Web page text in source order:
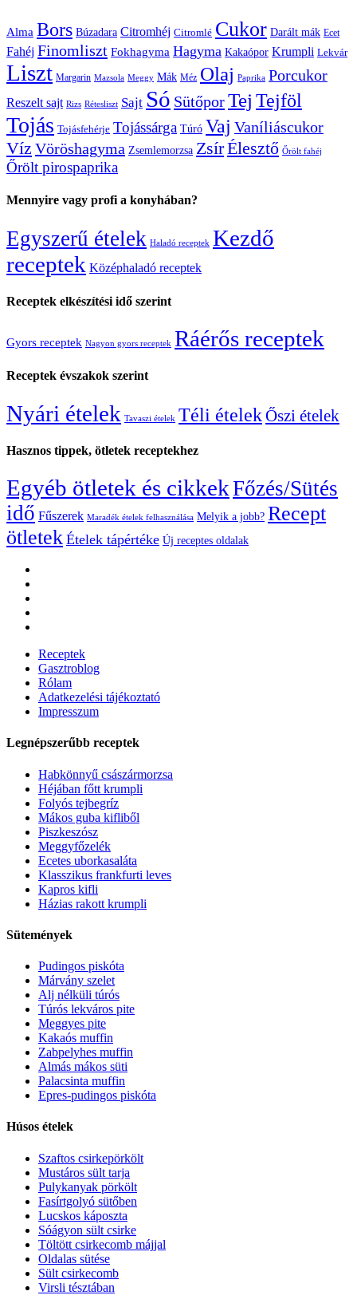
Alma Bors Búzadara Citromhéj Citromlé Cukor Darált mák Ecet
Fahéj Finomliszt Fokhagyma Hagyma Kakaópor Krumpli Lekvár
Liszt Margarin Mazsola Meggy Mák Méz Olaj Paprika Porcukor
Reszelt sajt Rizs Rétesliszt Sajt Só SütőporTej Tejföl
Tojás Tojásfehérje Tojássárga Túró Vaj Vaníliáscukor
Víz Vöröshagyma Zsemlemorzsa ZsírÉlesztő Őrölt fahéj
Őrölt pirospaprika
Mennyire vagy profi a konyhában?
Egyszerű ételek Haladó receptek Kezdő
receptek Középhaladó receptek
Receptek elkészítési idő szerint
Gyors receptek Nagyon gyors receptek Ráérős receptek
Receptek évszakok szerint
Nyári ételek Tavaszi ételek Téli ételekŐszi ételek
Hasznos tippek, ötletek receptekhez
Egyéb ötletek és cikkekFőzés/Sütés
idő Fűszerek Maradék ételek felhasználása Melyik a jobb? Recept
ötletek Ételek tápértéke Új receptes oldalak
Receptek
Gasztroblog
Rólam
Adatkezelési tájékoztató
Impresszum
Legnépszerűbb receptek
Habkönnyű császármorzsa
Héjában főtt krumpli
Folyós tejbegríz
Mákos guba kifliből
Piszkeszósz
Meggyfőzelék
Ecetes uborkasaláta
Klasszikus frankfurti leves
Kapros kifli
Házias rakott krumpli
Sütemények
Pudingos piskóta
Márvány szelet
Alj nélküli túrós
Túrós lekváros pite
Meggyes pite
Kakaós muffin
Zabpelyhes muffin
Almás mákos süti
Palacsinta muffin
Epres-pudingos piskóta
Húsos ételek
Szaftos csirkepörkölt
Mustáros sült tarja
Pulykanyak pörkölt
Fasírtgolyó sütőben
Lucskos káposzta
Sóágyon sült csirke
Töltött csirkecomb májjal
Oldalas sütése
Sült csirkecomb
Virsli tésztában